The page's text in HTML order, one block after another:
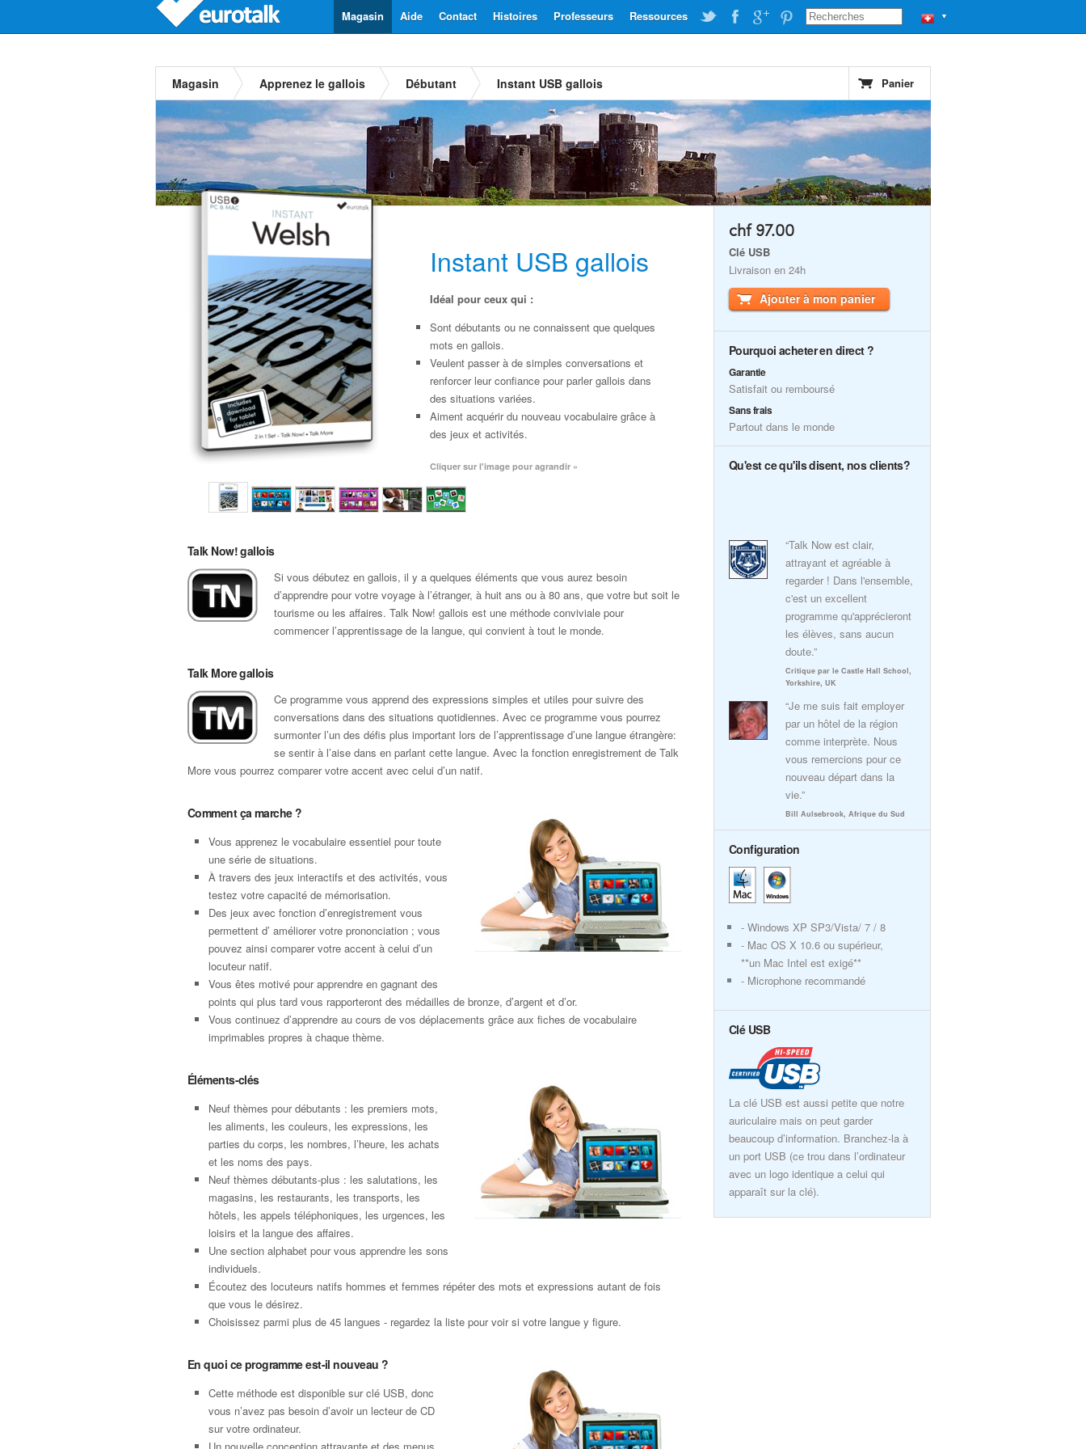
▼
Ressources
Professeurs
Histoires
Contact
Aide
Magasin
Magasin Apprenez le gallois Débutant Instant USB gallois Panier
Instant USB gallois
Idéal pour ceux qui :
Sont débutants ou ne connaissent que quelques
mots en gallois.
Veulent passer à de simples conversations et
renforcer leur confiance pour parler gallois dans
des situations variées.
Aiment acquérir du nouveau vocabulaire grâce à
des jeux et activités.
Cliquer sur l'image pour agrandir »
Talk Now! gallois
Si vous débutez en gallois, il y a quelques éléments que vous aurez besoin
d’apprendre pour votre voyage à l’étranger, à huit ans ou à 80 ans, que votre but soit le
tourisme ou les affaires. Talk Now! gallois est une méthode conviviale pour
commencer l’apprentissage de la langue, qui convient à tout le monde.
Talk More gallois
Ce programme vous apprend des expressions simples et utiles pour suivre des
conversations dans des situations quotidiennes. Avec ce programme vous pourrez
surmonter l’un des défis plus important lors de l’apprentissage d’une langue étrangère:
se sentir à l’aise dans en parlant cette langue. Avec la fonction enregistrement de Talk
More vous pourrez comparer votre accent avec celui d’un natif.
Comment ça marche ?
Vous apprenez le vocabulaire essentiel pour toute
une série de situations.
À travers des jeux interactifs et des activités, vous
testez votre capacité de mémorisation.
Des jeux avec fonction d’enregistrement vous
permettent d’ améliorer votre prononciation ; vous
pouvez ainsi comparer votre accent à celui d’un
locuteur natif.
Vous êtes motivé pour apprendre en gagnant des
points qui plus tard vous rapporteront des médailles de bronze, d’argent et d’or.
Vous continuez d’apprendre au cours de vos déplacements grâce aux fiches de vocabulaire
imprimables propres à chaque thème.
Éléments-clés
Neuf thèmes pour débutants : les premiers mots,
les aliments, les couleurs, les expressions, les
parties du corps, les nombres, l’heure, les achats
et les noms des pays.
Neuf thèmes débutants-plus : les salutations, les
magasins, les restaurants, les transports, les
hôtels, les appels téléphoniques, les urgences, les
loisirs et la langue des affaires.
Une section alphabet pour vous apprendre les sons
individuels.
Écoutez des locuteurs natifs hommes et femmes répéter des mots et expressions autant de fois
que vous le désirez.
Choisissez parmi plus de 45 langues - regardez la liste pour voir si votre langue y figure.
En quoi ce programme est-il nouveau ?
Cette méthode est disponible sur clé USB, donc
vous n’avez pas besoin d’avoir un lecteur de CD
sur votre ordinateur.
chf 97.00
Clé USB
Livraison en 24h
Ajouter à mon panier
Pourquoi acheter en direct ?
Garantie
Satisfait ou remboursé
Sans frais
Partout dans le monde
Qu'est ce qu'ils disent, nos clients?
“Talk Now est clair,
attrayant et agréable à
regarder ! Dans l'ensemble,
c'est un excellent
programme qu'apprécieront
les élèves, sans aucun
doute.”
Critique par le Castle Hall School,
Yorkshire, UK
“Je me suis fait employer
par un hôtel de la région
comme interprète. Nous
vous remercions pour ce
nouveau départ dans la
vie.”
Bill Aulsebrook, Afrique du Sud
Configuration
- Windows XP SP3/Vista/ 7 / 8
- Mac OS X 10.6 ou supérieur,
**un Mac Intel est exigé**
- Microphone recommandé
Clé USB
La clé USB est aussi petite que notre
auriculaire mais on peut garder
beaucoup d’information. Branchez-la à
un port USB (ce trou dans l’ordinateur
avec un logo identique a celui qui
apparaît sur la clé).